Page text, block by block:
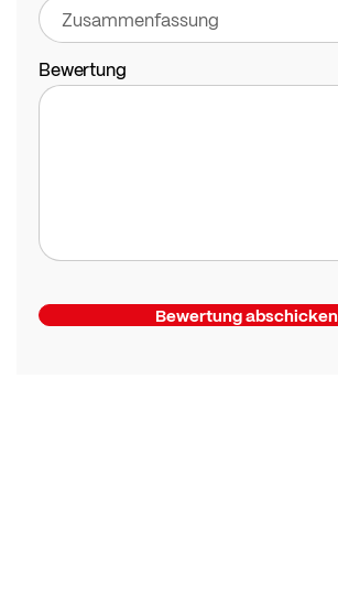
Bewertung
Bewertung abschicken